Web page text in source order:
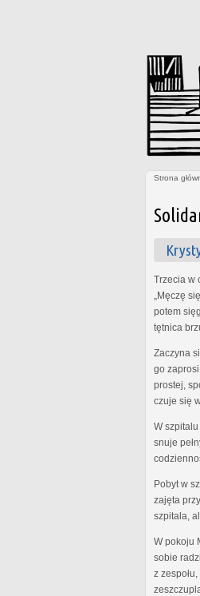
Strona
Trzecia w
„Męczę
potem
tętnica
Zaczyna
go
prostej,
czuje się
W
snuje
Pobyt w
zajęta
szpitala,
W pokoju
sobie
z